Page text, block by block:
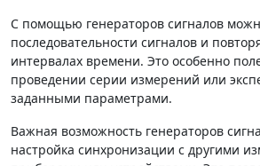
С помощью генераторов сигналов
последовательности сигналов и
интервалах времени. Это особенно
проведении серии измерений или
заданными параметрами.
Важная возможность генераторов
настройка синхронизации с другими